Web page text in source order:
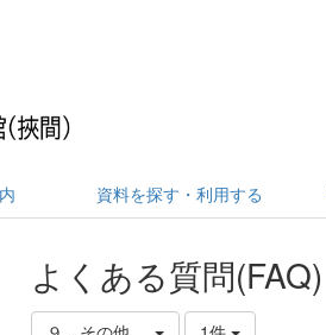
資料を探す・利用する
よくある質問(FAQ)